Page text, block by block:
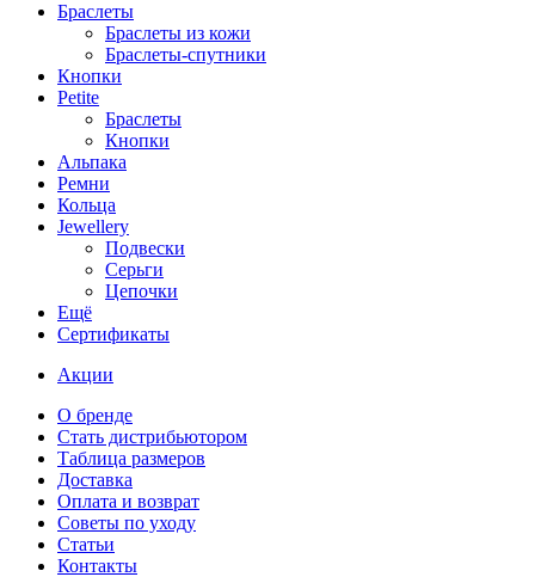
Браслеты
Браслеты из кожи
Браслеты-спутники
Кнопки
Petite
Браслеты
Кнопки
Альпака
Ремни
Кольца
Jewellery
Подвески
Серьги
Цепочки
Ещё
Сертификаты
Акции
О бренде
Стать дистрибьютором
Таблица размеров
Доставка
Оплата и возврат
Советы по уходу
Статьи
Контакты